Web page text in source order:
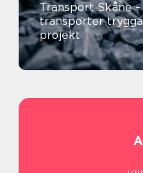
Transport Skåne
transporter
projekt